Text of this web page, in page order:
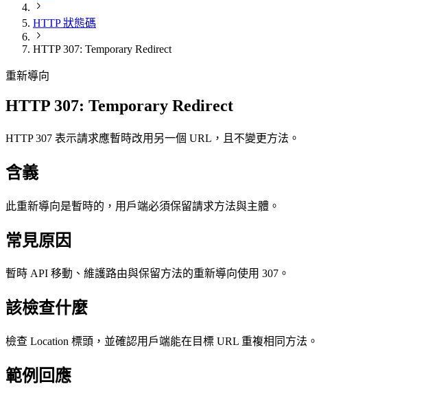
HTTP 狀態碼
HTTP 307: Temporary Redirect
重新導向
HTTP 307: Temporary Redirect
HTTP 307 表示請求應暫時改用另一個 URL，且不變更方法。
含義
此重新導向是暫時的，用戶端必須保留請求方法與主體。
常見原因
暫時 API 移動、維護路由與保留方法的重新導向使用 307。
該檢查什麼
檢查 Location 標頭，並確認用戶端能在目標 URL 重複相同方法。
範例回應